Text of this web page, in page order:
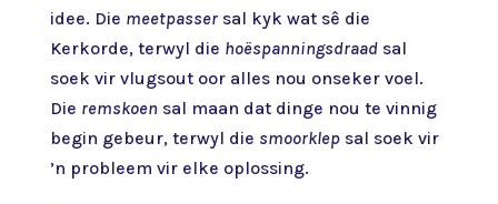
idee. Die meetpassersal kyk wat sê die
Kerkorde, terwyl die hoëspanningsdraad sal
soek vir vlugsout oor alles nou onseker voel.
Die remskoen sal maan dat dinge nou te vinnig
begin gebeur, terwyl die smoorklep sal soek vir
’n probleem vir elke oplossing.